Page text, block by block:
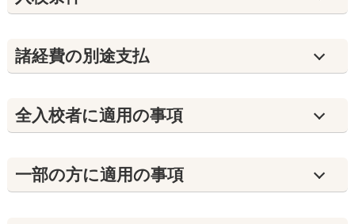
諸経費の別途支払
全入校者に適用の事項
⼀部の方に適用の事項